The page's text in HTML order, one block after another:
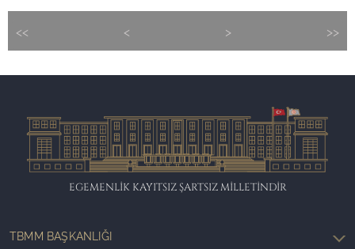
<< < > >>
EGEMENLİK KAYITSIZ ŞARTSIZ MİLLETİNDİR
TBMM BAŞKANLIĞI